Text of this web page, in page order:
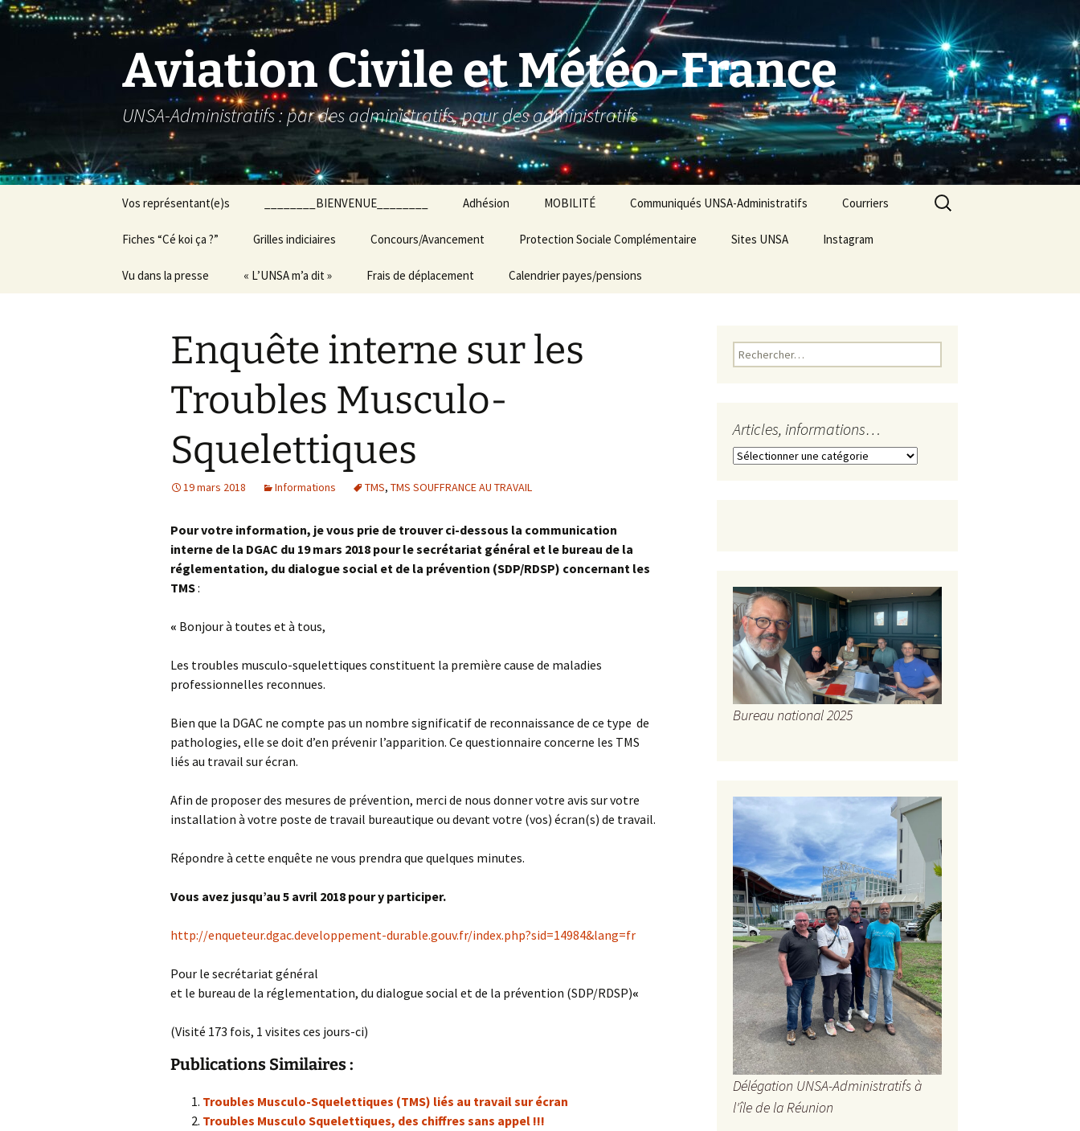
Aller
Aviation Civile et Météo-France
UNSA-Administratifs : par des administratifs, pour des administratifs
Vos représentant(e)s ________BIENVENUE________ Adhésion MOBILITÉ Communiqués UNSA-Administratifs Courriers
Fiches “Cé koi ça ?” Grilles indiciaires Concours/Avancement Protection Sociale Complémentaire Sites UNSA Instagram
Vu dans la presse « L’UNSA m’a dit » Frais de déplacement Calendrier payes/pensions
Rechercher :
Enquête interne sur les
Troubles Musculo-
Squelettiques
19 mars 2018 Informations TMS, TMS SOUFFRANCE AU TRAVAIL
Pour votre information, je vous prie de trouver ci-dessous la communication
interne de la DGAC du 19 mars 2018 pour le secrétariat général et le bureau de la
réglementation, du dialogue social et de la prévention (SDP/RDSP) concernant les
TMS:
« Bonjour à toutes et à tous,
Les troubles musculo-squelettiques constituent la première cause de maladies
professionnelles reconnues.
Bien que la DGAC ne compte pas un nombre significatif de reconnaissance de ce type de
pathologies, elle se doit d’en prévenir l’apparition. Ce questionnaire concerne les TMS
liés au travail sur écran.
Afin de proposer des mesures de prévention, merci de nous donner votre avis sur votre
installation à votre poste de travail bureautique ou devant votre (vos) écran(s) de travail.
Répondre à cette enquête ne vous prendra que quelques minutes.
Vous avez jusqu’au 5 avril 2018 pour y participer.
http://enqueteur.dgac.developpement-durable.gouv.fr/index.php?sid=14984&lang=fr
Pour le secrétariat général
et le bureau de la réglementation, du dialogue social et de la prévention (SDP/RDSP)«
(Visité 173 fois, 1 visites ces jours-ci)
Publications Similaires :
Troubles Musculo-Squelettiques (TMS) liés au travail sur écran
Troubles Musculo Squelettiques, des chiffres sans appel !!!
Rechercher :
Articles, informations…
Articles,
Bureau national 2025
Délégation UNSA-Administratifs à
l'île de la Réunion